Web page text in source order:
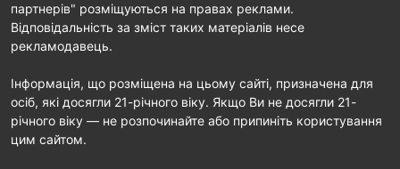
партнерів" розміщуються на правах реклами.
Відповідальність за зміст таких матеріалів несе
рекламодавець.
Інформація, що розміщена на цьому сайті, призначена для
осіб, які досягли 21-річного віку. Якщо Ви не досягли 21-
річного віку — не розпочинайте або припиніть користування
цим сайтом.